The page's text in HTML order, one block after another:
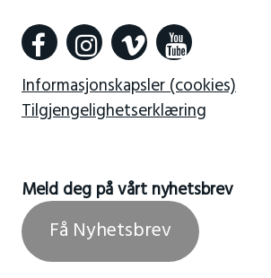
Informasjonskapsler (cookies)
Tilgjengelighetserklæring
Meld deg på vårt nyhetsbrev
Få Nyhetsbrev